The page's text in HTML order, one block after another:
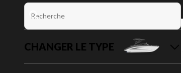
CHANGER LE TYPE